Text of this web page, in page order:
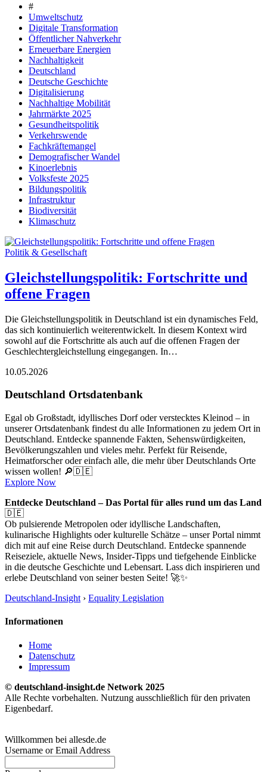
#
Umweltschutz
Digitale Transformation
Öffentlicher Nahverkehr
Erneuerbare Energien
Nachhaltigkeit
Deutschland
Deutsche Geschichte
Digitalisierung
Nachhaltige Mobilität
Jahrmärkte 2025
Gesundheitspolitik
Verkehrswende
Fachkräftemangel
Demografischer Wandel
Kinoerlebnis
Volksfeste 2025
Bildungspolitik
Infrastruktur
Biodiversität
Klimaschutz
Politik & Gesellschaft
Gleichstellungspolitik: Fortschritte und
offene Fragen
Die Gleichstellungspolitik in Deutschland ist ein dynamisches Feld,
das sich kontinuierlich weiterentwickelt. In diesem Kontext wird
sowohl auf die Fortschritte als auch auf die offenen Fragen der
Geschlechtergleichstellung eingegangen. In…
10.05.2026
Deutschland Ortsdatenbank
Egal ob Großstadt, idyllisches Dorf oder verstecktes Kleinod – in
unserer Ortsdatenbank findest du alle Informationen zu jedem Ort in
Deutschland. Entdecke spannende Fakten, Sehenswürdigkeiten,
Bevölkerungszahlen und vieles mehr. Perfekt für Reisende,
Heimatforscher oder einfach alle, die mehr über Deutschlands Orte
wissen wollen! 🔎🇩🇪
Explore Now
Entdecke Deutschland – Das Portal für alles rund um das Land
🇩🇪
Ob pulsierende Metropolen oder idyllische Landschaften,
kulinarische Highlights oder kulturelle Schätze – unser Portal nimmt
dich mit auf eine Reise durch Deutschland. Entdecke spannende
Reiseziele, aktuelle News, Insider-Tipps und tiefgehende Einblicke
in die deutsche Geschichte und Lebensart. Lass dich inspirieren und
erlebe Deutschland von seiner besten Seite! 🚀✨
Deutschland-Insight › Equality Legislation
Informationen
Home
Datenschutz
Impressum
© deutschland-insight.de Network 2025
Alle Rechte vorbehalten. Nutzung ausschließlich für den privaten
Eigenbedarf.
Willkommen bei allesde.de
Username or Email Address